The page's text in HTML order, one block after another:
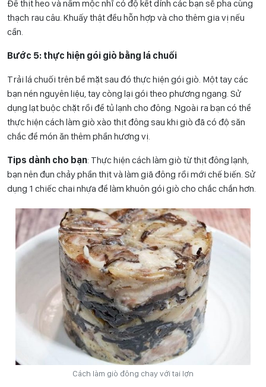
Để thịt heo và nấm mộc nhĩ có độ kết dính các bạn sẽ pha cùng
thạch rau câu. Khuấy thật đều hỗn hợp và cho thêm gia vị nếu
cần.
Bước 5: thực hiện gói giò bằng lá chuối
Trải lá chuối trên bề mặt sau đó thực hiện gói giò. Một tay các
bạn nén nguyên liệu, tay còng lại gói theo phương ngang. Sử
dụng lạt buộc chặt rồi để tủ lạnh cho đông. Ngoài ra bạn có thể
thực hiện cách làm giò xào thịt đông sau khi giò đã có độ săn
chắc để món ăn thêm phần hương vị.
Tips dành cho bạn: Thực hiện cách làm giò từ thịt đông lạnh,
bạn nên đun chảy phần thịt và làm giã đông rồi mới chế biến. Sử
dụng 1 chiếc chai nhựa để làm khuôn gói giò cho chắc chắn hơn.
Cách làm giò đông chay với tai lợn